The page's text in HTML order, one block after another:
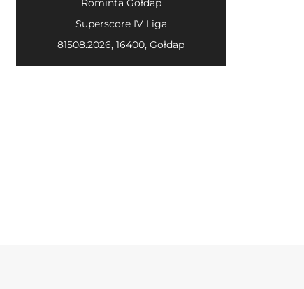
Rominta Gołdap
Superscore IV Liga
81508.2026, 16400, Gołdap